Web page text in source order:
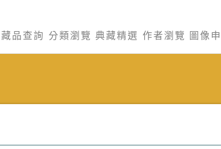
藏品查詢 分類瀏覽 典藏精選 作者瀏覽 圖像